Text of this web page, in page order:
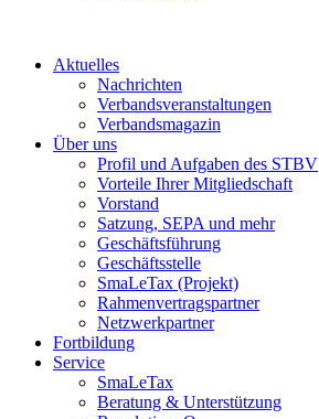
Aktuelles
Nachrichten
Verbandsveranstaltungen
Verbandsmagazin
Über uns
Profil und Aufgaben des STBV
Vorteile Ihrer Mitgliedschaft
Vorstand
Satzung, SEPA und mehr
Geschäftsführung
Geschäftsstelle
SmaLeTax (Projekt)
Rahmenvertragspartner
Netzwerkpartner
Fortbildung
Service
SmaLeTax
Beratung & Unterstützung